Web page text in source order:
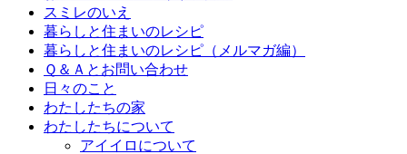
スミレのいえ
暮らしと住まいのレシピ
暮らしと住まいのレシピ（メルマガ編）
Ｑ＆Ａとお問い合わせ
日々のこと
わたしたちの家
わたしたちについて
アイイロについて